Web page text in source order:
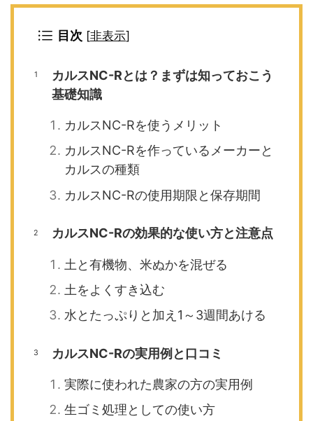
目次 [非表示]
カルスNC-Rとは？まずは知っておこう
基礎知識
カルスNC-Rを使うメリット
カルスNC-Rを作っているメーカーと
カルスの種類
カルスNC-Rの使用期限と保存期間
カルスNC-Rの効果的な使い方と注意点
土と有機物、米ぬかを混ぜる
土をよくすき込む
水とたっぷりと加え1～3週間あける
カルスNC-Rの実用例と口コミ
実際に使われた農家の方の実用例
生ゴミ処理としての使い方